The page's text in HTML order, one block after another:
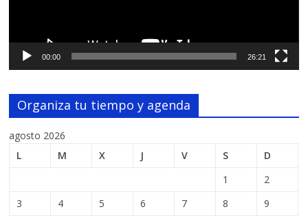
00:00 26:21
Organiza tu tiempo y agenda
agosto 2026
L
M X J V S
D
1
2
3
4 5 6 7 8 9